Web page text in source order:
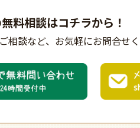
無料相談はコチラから！
相談など、 お気軽にお問合せ